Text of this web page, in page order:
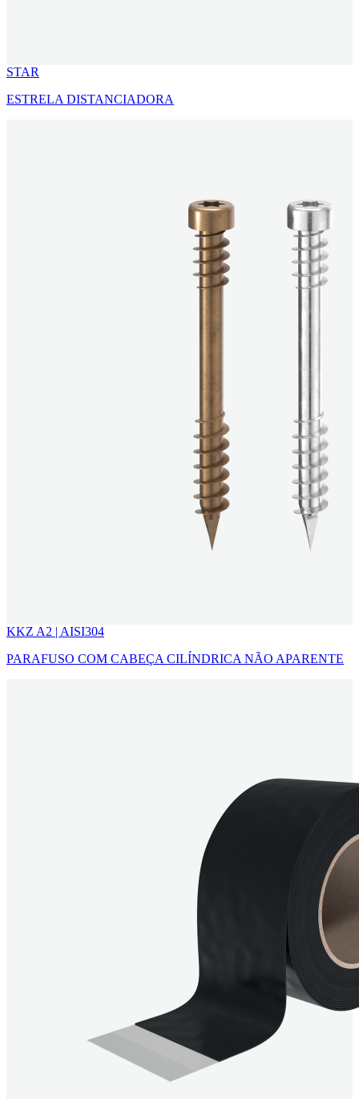
STAR
ESTRELA DISTANCIADORA
KKZ A2 | AISI304
PARAFUSO COM CABEÇA CILÍNDRICA NÃO APARENTE